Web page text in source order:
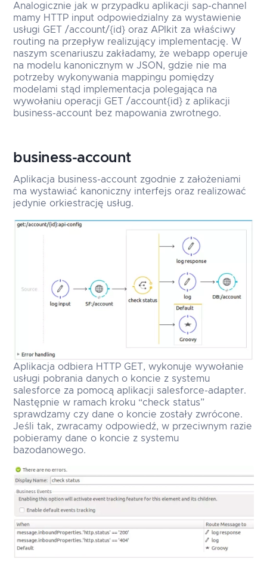
Analogicznie jak w przypadku aplikacji sap-channel
mamy HTTP input odpowiedzialny za wystawienie
usługi GET /account/{id} oraz APIkit za właściwy
routing na przepływ realizujący implementację. W
naszym scenariuszu zakładamy, że webapp operuje
na modelu kanonicznym w JSON, gdzie nie ma
potrzeby wykonywania mappingu pomiędzy
modelami stąd implementacja polegająca na
wywołaniu operacji GET /account{id} z aplikacji
business-account bez mapowania zwrotnego.
business-account
Aplikacja business-account zgodnie z założeniami
ma wystawiać kanoniczny interfejs oraz realizować
jedynie orkiestrację usług.
Aplikacja odbiera HTTP GET, wykonuje wywołanie
usługi pobrania danych o koncie z systemu
salesforce za pomocą aplikacji salesforce-adapter.
Następnie w ramach kroku “check status”
sprawdzamy czy dane o koncie zostały zwrócone.
Jeśli tak, zwracamy odpowiedź, w przeciwnym razie
pobieramy dane o koncie z systemu
bazodanowego.